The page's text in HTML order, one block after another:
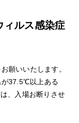
ィルス感染症
願いいたします。
が37.5℃以上ある
、入場お断りさせ